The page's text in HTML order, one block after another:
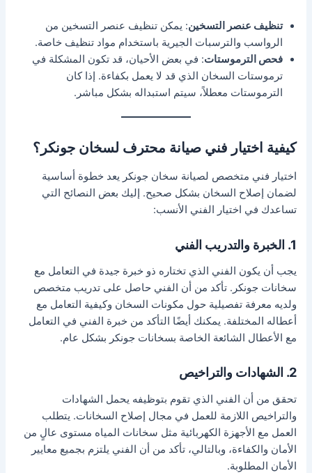
تنظيف عنصر التسخين: يمكن تنظيف عنصر التسخين من
الرواسب والترسبات الجيرية باستخدام مواد تنظيف خاصة.
فحص الترموستات: في بعض الأحيان، قد تكون المشكلة في
ترموستات السخان الذي قد لا يعمل بكفاءة. إذا كان
الترموستات معطلاً، سيتم استبداله بشكل مباشر.
كيفية اختيار فني صيانة محترف لسخان جونكر؟
اختيار فني متخصص لصيانة سخان جونكر يعد خطوة أساسية
لضمان إصلاح السخان بشكل صحيح. إليك بعض النصائح التي
تساعدك في اختيار الفني الأنسب:
1. الخبرة والتدريب الفني
يجب أن يكون الفني الذي تختاره ذو خبرة جيدة في التعامل مع
سخانات جونكر. تأكد من أن الفني حاصل على تدريب متخصص
ولديه معرفة تفصيلية حول مكونات السخان وكيفية التعامل مع
أعطاله المختلفة. يمكنك أيضًا التأكد من خبرة الفني في التعامل
مع الأعطال الشائعة الخاصة بسخانات جونكر بشكل عام.
2. الشهادات والتراخيص
تحقق من أن الفني الذي تقوم بتوظيفه يحمل الشهادات
والتراخيص اللازمة للعمل في مجال إصلاح السخانات. يتطلب
العمل مع الأجهزة الكهربائية مثل سخانات المياه مستوى عالٍ من
الأمان والكفاءة، وبالتالي، تأكد من أن الفني يلتزم بجميع معايير
الأمان المطلوبة.